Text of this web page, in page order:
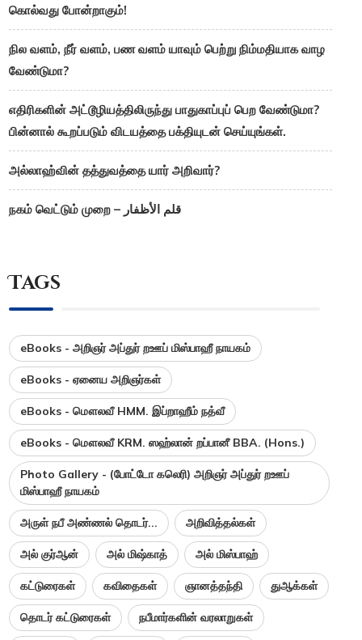
கொல்வது போன்றாகும்!
நில வளம், நீர் வளம், பண வளம் யாவும் பெற்று நிம்மதியாக வாழ
வேண்டுமா?
எதிரிகளின் அட்டூழியத்திலிருந்து பாதுகாப்புப் பெற வேண்டுமா?
பின்னால் கூறப்படும் விடயத்தை பக்தியுடன் செய்யுங்கள்.
அல்லாஹ்வின் தத்துவத்தை யார் அறிவார்?
நகம் வெட்டும் முறை – قلم الأظفار
Tags
eBooks - அறிஞர் அப்துர் றஊப் மிஸ்பாஹீ நாயகம்
eBooks - ஏனைய அறிஞர்கள்
eBooks - மௌலவீ HMM. இப்றாஹீம் நத்வீ
eBooks - மௌலவீ KRM. ஸஹ்லான் றப்பானீ BBA. (Hons.)
Photo Gallery - (போட்டோ கலெரி) அறிஞர் அப்துர் றஊப்
மிஸ்பாஹீ நாயகம்
அருள் நபீ அண்ணல் தொடர்... அறிவித்தல்கள்
அல் குர்ஆன் அல் மிஷ்காத் அல் மிஸ்பாஹ்
கட்டுரைகள் கவிதைகள் ஞானத்தந்தி துஆக்கள்
தொடர் கட்டுரைகள் நபீமார்களின் வரலாறுகள்